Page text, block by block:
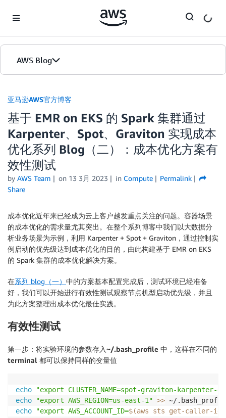
AWS Blog
首页
版本
亚马逊AWS官方博客
基于 EMR on EKS 的 Spark 集群通过
Karpenter、Spot、Graviton 实现成本
优化系列 Blog（二）：成本优化方案有
效性测试
by AWS Team on 13 3月 2023 in Compute
Permalink
Share
成本优化近年来已经成为云上客户越发重点关注的问题。容器场景
的成本优化的需求量尤其突出。在整个系列博客中我们以大数据分
析业务场景为示例，利用 Karpenter + Spot + Graviton，通过控制实
例启动的优先级达到成本优化的目的，由此构建基于 EMR on EKS
的 Spark 集群的成本优化解决方案。
在系列 blog（一） 中的方案基本配置完成后，测试环境已经准备
好，我们可以开始进行有效性测试观察节点机型启动优先级，并且
为此方案整理出成本优化最佳实践。
有效性测试
第一步：将实验环境的参数存入~/.bash_profile 中，这样在不同的
terminal 都可以保持同样的变量值
echo
"export CLUSTER_NAME=spot-graviton-karpenter-
echo
"export AWS_REGION=us-east-1" >>
echo
"export AWS_ACCOUNT_ID=$(aws sts get-caller-